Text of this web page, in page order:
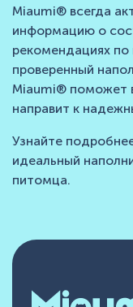
Miaumi® всегда
информацию о
рекомендациях
проверенный
Miaumi® поможет
направит к
Узнайте
идеальный
питомца.